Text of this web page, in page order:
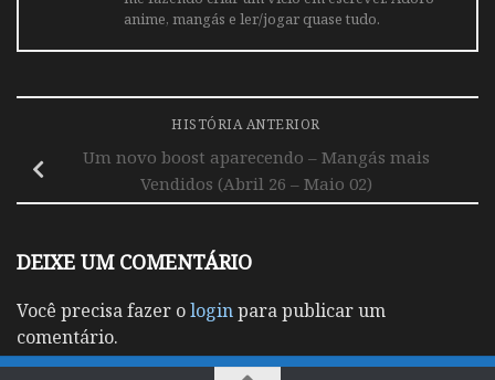
anime, mangás e ler/jogar quase tudo.
HISTÓRIA ANTERIOR
Um novo boost aparecendo – Mangás mais
Vendidos (Abril 26 – Maio 02)
DEIXE UM COMENTÁRIO
Você precisa fazer ologinpara publicar um
comentário.